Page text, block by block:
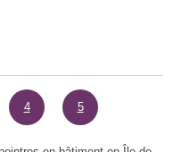
4 5